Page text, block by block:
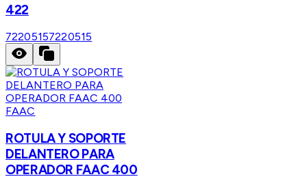
422
72205157220515
FAAC
ROTULA Y SOPORTE
DELANTERO PARA
OPERADOR FAAC 400